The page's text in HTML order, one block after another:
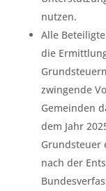
nutzen.
Alle
die
zwingende
Gemeinden
dem Jahr
Grundsteuer
nach der